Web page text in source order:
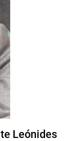
Leónides